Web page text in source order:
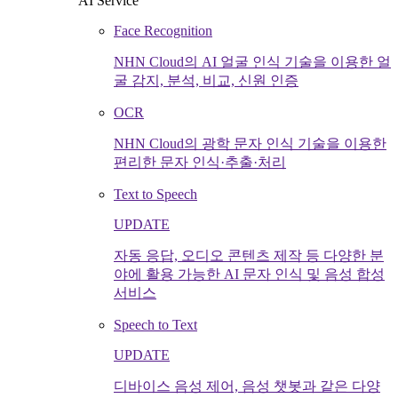
Face Recognition
NHN Cloud의 AI 얼굴 인식 기술을 이용한 얼
굴 감지, 분석, 비교, 신원 인증
OCR
NHN Cloud의 광학 문자 인식 기술을 이용한
편리한 문자 인식·추출·처리
Text to Speech
UPDATE
자동 응답, 오디오 콘텐츠 제작 등 다양한 분
야에 활용 가능한 AI 문자 인식 및 음성 합성
서비스
Speech to Text
UPDATE
디바이스 음성 제어, 음성 챗봇과 같은 다양